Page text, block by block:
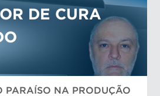
DE CURA
PARAÍSO NA PRODUÇÃO